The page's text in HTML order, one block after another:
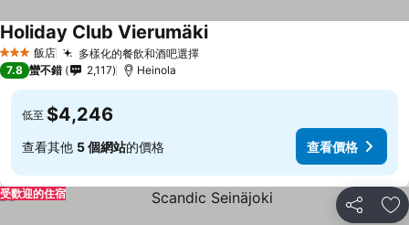
3 星級 飯店 多樣化的餐飲和酒吧選擇
Holiday Club Vierumäki
7.8 蠻不錯 2,117 Heinola
低至 $4,246
查看其他 5 個網站的價格 查看價格
分享 加
受歡迎的住宿